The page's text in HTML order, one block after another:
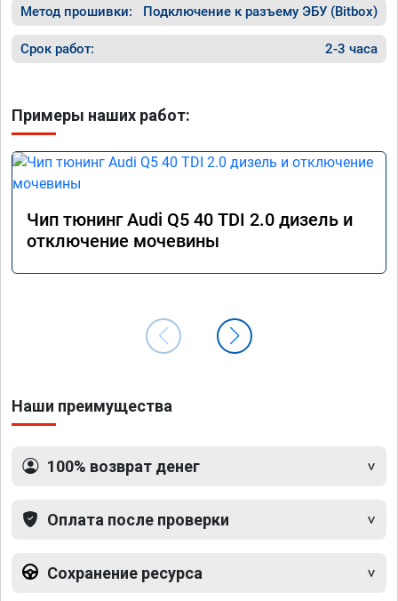
Метод прошивки: Подключение к разъему ЭБУ (Bitbox)
Срок работ: 2-3 часа
Примеры наших работ:
Чип тюнинг Audi Q5 40 TDI 2.0 дизель и
отключение мочевины
Наши преимущества
100% возврат денег
Оплата после проверки
Сохранение ресурса